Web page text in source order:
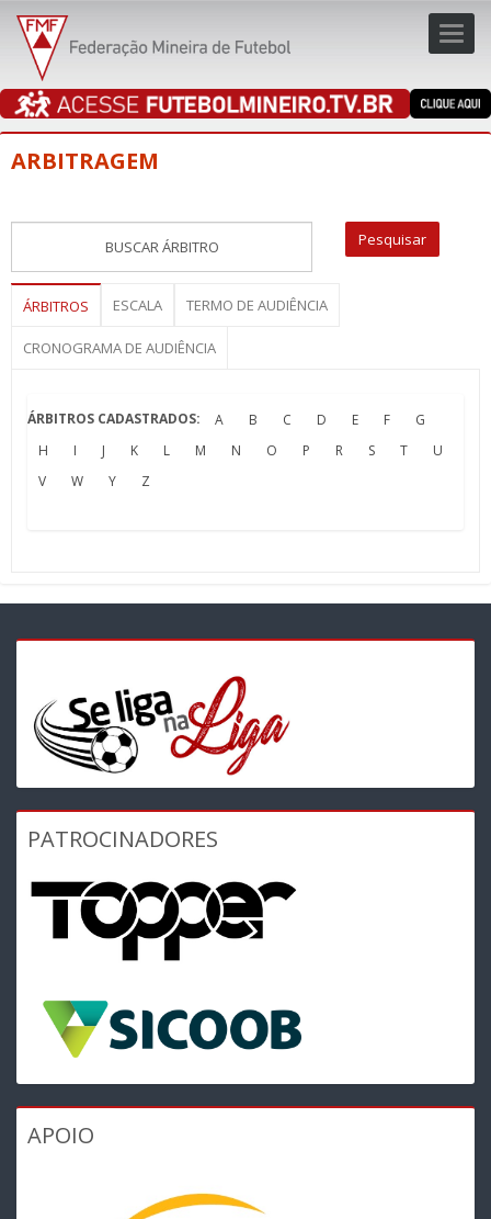
ARBITRAGEM
ÁRBITROS ESCALA TERMO DE AUDIÊNCIA
CRONOGRAMA DE AUDIÊNCIA
ÁRBITROS CADASTRADOS: A B C D E F
G
H
I J K L M N O P R S T
U
V
W Y Z
PATROCINADORES
APOIO